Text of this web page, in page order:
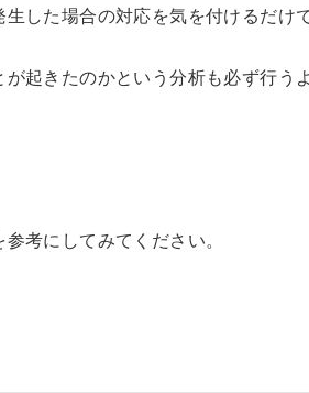
した場合の対応を気を付けるだけ
起きたのかという分析も必ず行う
考にしてみてください。